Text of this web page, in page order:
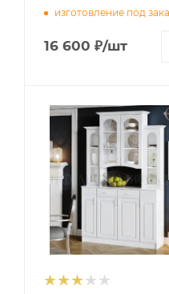
изготовление под
16 600 ₽/шт